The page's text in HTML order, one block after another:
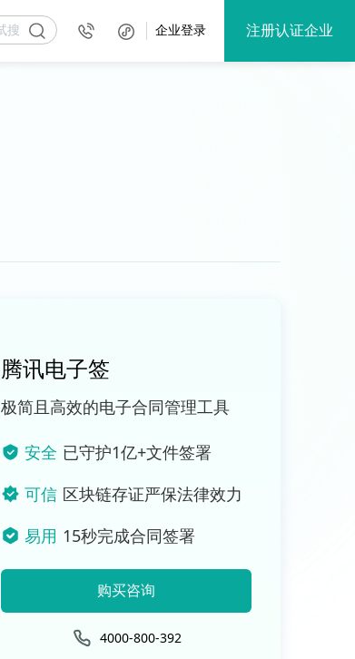
企业登录 注册认证企业
腾讯电子签
极简且高效的电子合同管理工具
安全 已守护1亿+文件签署
可信 区块链存证严保法律效力
易用 15秒完成合同签署
购买咨询
4000-800-392